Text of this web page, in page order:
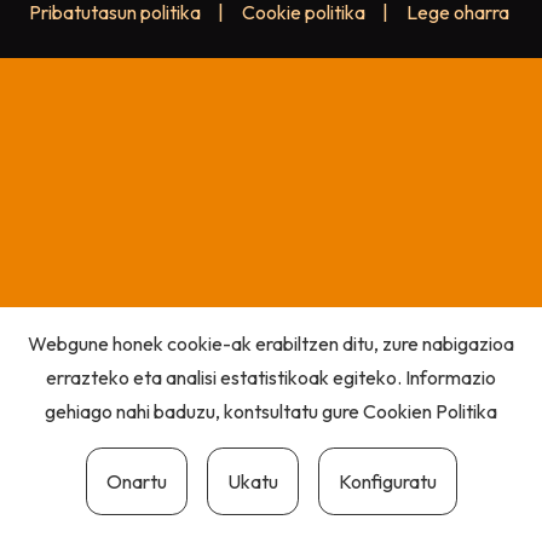
Pribatutasun politika Cookie politika Lege oharra
Webgune honek cookie-ak erabiltzen ditu, zure nabigazioa
errazteko eta analisi estatistikoak egiteko. Informazio
gehiago nahi baduzu, kontsultatu gureCookien Politika
Onartu Ukatu Konfiguratu